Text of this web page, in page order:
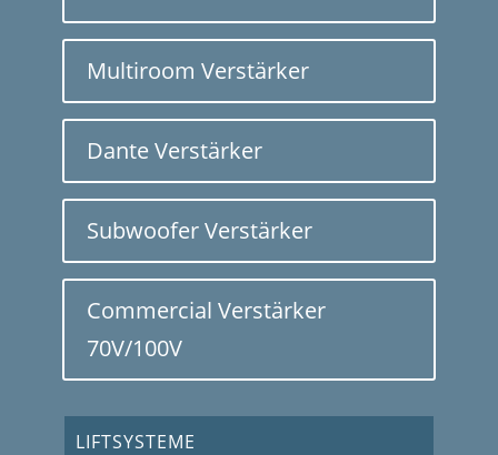
Multiroom Verstärker
Dante Verstärker
Subwoofer Verstärker
Commercial Verstärker
70V/100V
LIFTSYSTEME